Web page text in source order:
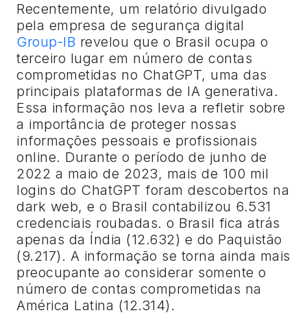
Recentemente, um relatório divulgado
pela empresa de segurança digital
Group-IB revelou que o Brasil ocupa o
terceiro lugar em número de contas
comprometidas no ChatGPT, uma das
principais plataformas de IA generativa.
Essa informação nos leva a refletir sobre
a importância de proteger nossas
informações pessoais e profissionais
online. Durante o período de junho de
2022 a maio de 2023, mais de 100 mil
logins do ChatGPT foram descobertos na
dark web, e o Brasil contabilizou 6.531
credenciais roubadas. o Brasil fica atrás
apenas da Índia (12.632) e do Paquistão
(9.217). A informação se torna ainda mais
preocupante ao considerar somente o
número de contas comprometidas na
América Latina (12.314).